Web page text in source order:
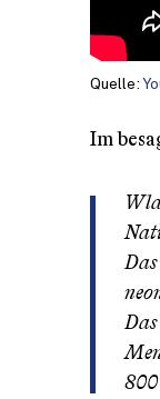
Quelle:
Im
800